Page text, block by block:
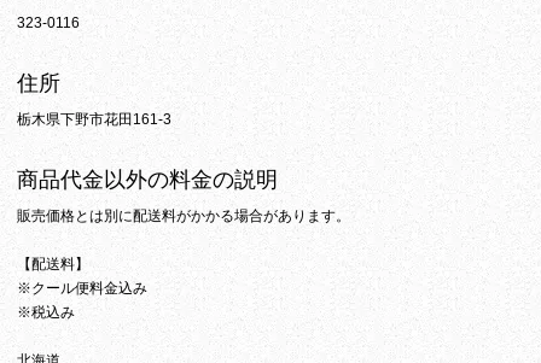
323-0116
住所
栃木県下野市花田161-3
商品代金以外の料金の説明
販売価格とは別に配送料がかかる場合があります。
【配送料】
※クール便料金込み
※税込み